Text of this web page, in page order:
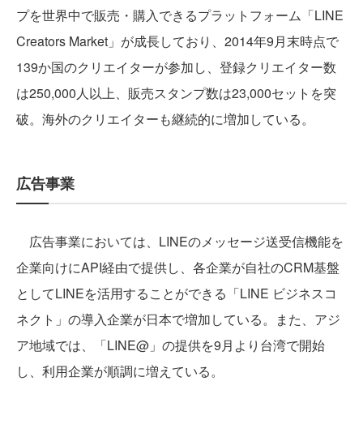
プを世界中で販売・購入できるプラットフォーム「LINE
Creators Market」が成長しており、2014年9月末時点で
139か国のクリエイターが参加し、登録クリエイター数
は250,000人以上、販売スタンプ数は23,000セットを突
破。海外のクリエイターも継続的に増加している。
広告事業
広告事業においては、LINEのメッセージ送受信機能を
企業向けにAPI経由で提供し、各企業が自社のCRM基盤
としてLINEを活用することができる「LINE ビジネスコ
ネクト」の導入企業が日本で増加している。また、アジ
ア地域では、「LINE@」の提供を9月より台湾で開始
し、利用企業が順調に増えている。